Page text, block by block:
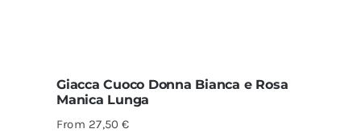
Giacca Cuoco Donna Bianca e Rosa
Manica Lunga
From 27,50€